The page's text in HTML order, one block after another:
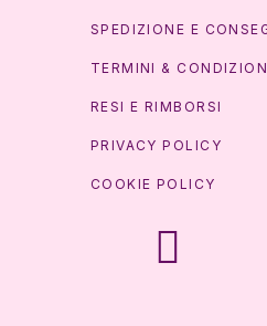
SPEDIZIONE E
TERMINI &
RESI E RIMBORSI
PRIVACY POLICY
COOKIE POLICY